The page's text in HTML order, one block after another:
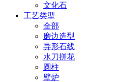
文化石
工艺类型
全部
磨边造型
异形石线
水刀拼花
圆柱
壁炉